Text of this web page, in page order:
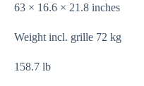
63 × 16.6 × 21.8 inches
Weight incl. grille 72 kg
158.7 lb